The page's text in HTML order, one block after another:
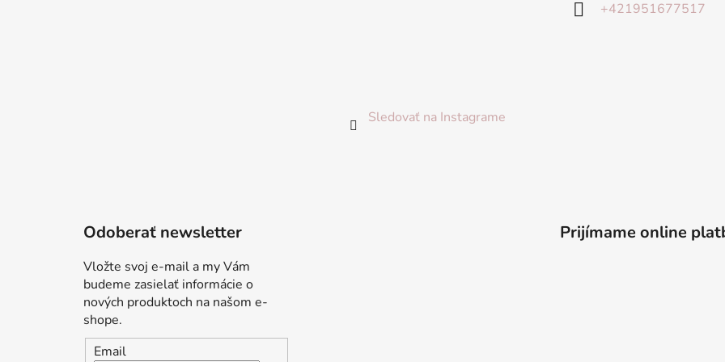
Sledovať na Instagrame
+421951677517
Odoberať newsletter
Vložte svoj e-mail a my Vám
budeme zasielať informácie o
nových produktoch na našom e-
shope.
Email
Prijímame online